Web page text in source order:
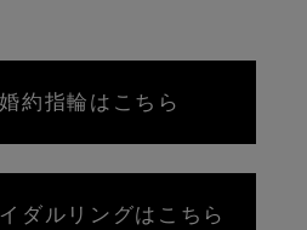
約指輪はこちら
ダルリングはこちら